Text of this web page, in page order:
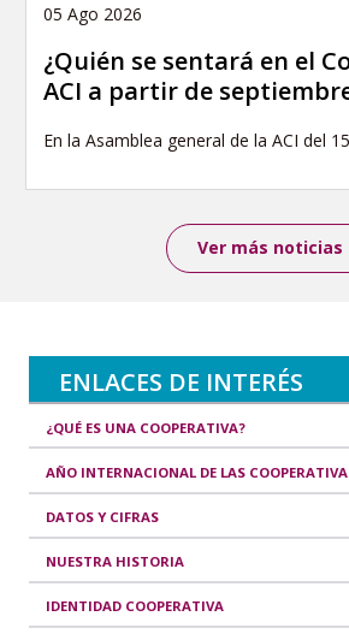
05 Ago 2026
¿Quién se sentará en el
ACI a partir de
En la Asamblea general de la ACI del
Ver más noticias
ENLACES DE INTERÉS
¿QUÉ ES UNA COOPERATIVA?
AÑO INTERNACIONAL DE LAS
DATOS Y CIFRAS
NUESTRA HISTORIA
IDENTIDAD COOPERATIVA